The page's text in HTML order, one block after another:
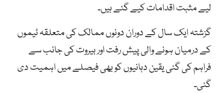
لیے مثبت اقدامات کیے گئے ہیں۔
گزشتہ ایک سال کے دوران دونوں ممالک کی متعلقہ ٹیموں
کے درمیان ہونے والی پیش رفت اور بیروت کی جانب سے
فراہم کی گئی یقین دہانیوں کو بھی فیصلے میں اہمیت دی
گئی۔